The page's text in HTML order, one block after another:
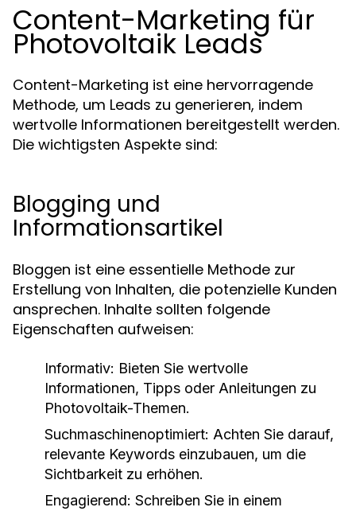
Content-Marketing für
Photovoltaik Leads
Content-Marketing ist eine hervorragende
Methode, um Leads zu generieren, indem
wertvolle Informationen bereitgestellt werden.
Die wichtigsten Aspekte sind:
Blogging und
Informationsartikel
Bloggen ist eine essentielle Methode zur
Erstellung von Inhalten, die potenzielle Kunden
ansprechen. Inhalte sollten folgende
Eigenschaften aufweisen:
Informativ: Bieten Sie wertvolle
Informationen, Tipps oder Anleitungen zu
Photovoltaik-Themen.
Suchmaschinenoptimiert: Achten Sie darauf,
relevante Keywords einzubauen, um die
Sichtbarkeit zu erhöhen.
Engagierend: Schreiben Sie in einem